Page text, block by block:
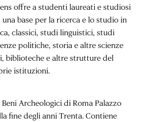
offre a studenti laureati e studiosi
base per la ricerca e lo studio in
classici, studi linguistici, studi
politiche, storia e altre scienze
biblioteche e altre strutture del
istituzioni.
Archeologici di Roma Palazzo
fine degli anni Trenta. Contiene